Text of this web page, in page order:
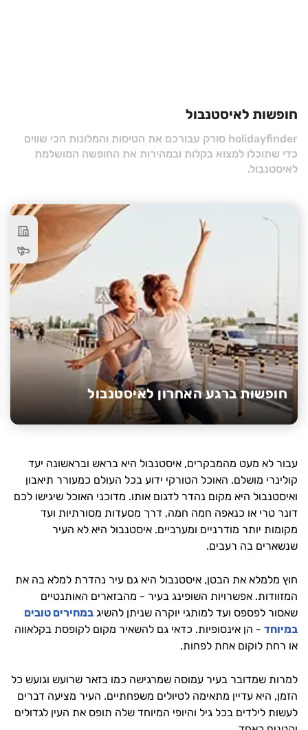
חופשות לאיסטנבול
holidayfinder סורק עבורכם את הטיסות והמלונות הכי שווים
כדי שתוכלו למצוא בקלות ובמהירות את החופשה המושלמת
לאיסטנבול.
חופשות ברגע האחרון לאיסטנבול
עבור לא מעט מהמבקרים, איסטנבול היא בראש ובראשונה יעד
קולינרי מושלם. האוכל הטורקי ידוע בכל העולם כמעורר תיאבון
ואיסטנבול היא מקום נהדר לדגום אותו. מדוכני האוכל שיגישו לכם
דונר טרי או כנאפה חמה חמה, דרך מסעדות מסורתיות ועד
מקומות יותר מודרניים ומערביים. איסטנבול היא לא העיר
שנשארים בה רעבים.
חוץ מלמלא את הבטן, איסטנבול היא גם עיר נהדרת למלא בה את
המזוודות. אפשרויות השופינג בעיר - מהבזארים האותנטיים
שאסור לפספס ועד למותגי יוקרה שניתן להשיג במחירים טובים
במיוחד - הן אינסופיות. כדאי גם להשאיר מקום לקופסת בקלאווה
או רחת לוקום אחת לפחות.
למרות שמדובר בעיר עמוסה שמרגישה כמו בזאר שרועש וגועש כל
הזמן, היא עדיין מתאימה לטיולים משפחתיים. העיר מציעה דברים
לעשות לילדים בכל גיל והיופי המיוחד שלה תופס את העין לגדולים